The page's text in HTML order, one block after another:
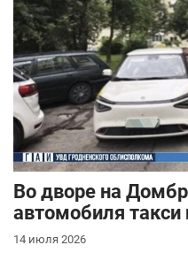
Во дворе на
автомобиля такси
14 июля 2026